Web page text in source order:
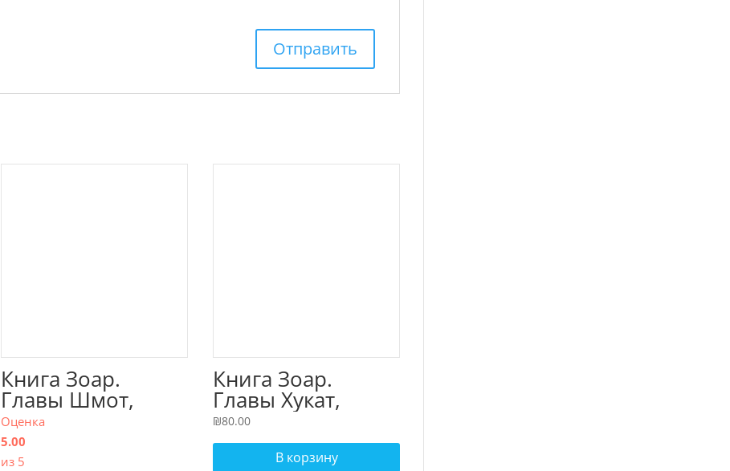
Книга Зоар.
Главы Шмот,
Ваэра, Бо. Том 8
Оценка
5.00
из 5
Книга Зоар.
Главы Хукат,
Балак. Том 18
₪80.00
В корзину